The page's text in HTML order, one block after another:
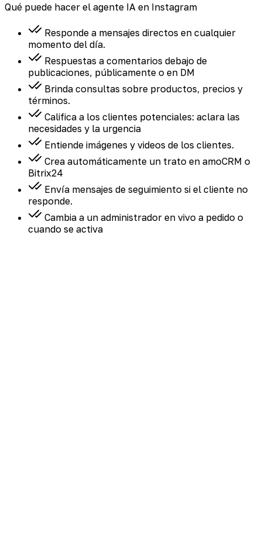
Qué puede hacer el agente IA en Instagram
Responde a mensajes directos en cualquier
momento del día.
Respuestas a comentarios debajo de
publicaciones, públicamente o en DM
Brinda consultas sobre productos, precios y
términos.
Califica a los clientes potenciales: aclara las
necesidades y la urgencia
Entiende imágenes y videos de los clientes.
Crea automáticamente un trato en amoCRM o
Bitrix24
Envía mensajes de seguimiento si el cliente no
responde.
Cambia a un administrador en vivo a pedido o
cuando se activa